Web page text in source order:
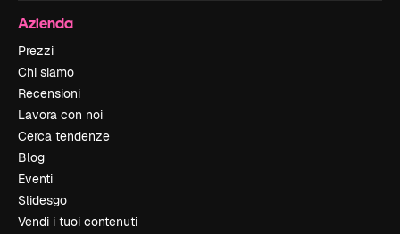
Azienda
Prezzi
Chi siamo
Recensioni
Lavora con noi
Cerca tendenze
Blog
Eventi
Slidesgo
Vendi i tuoi contenuti